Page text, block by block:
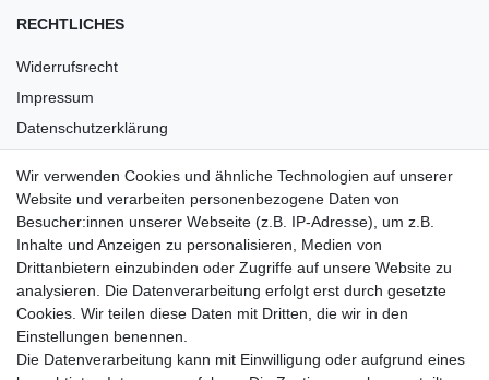
RECHTLICHES
Widerrufsrecht
Impressum
Datenschutzerklärung
Barrierefreiheit
Anleitungen
Vertrag widerrufen
PARTNER
Wir verwenden Cookies und ähnliche Technologien auf unserer
Website und verarbeiten personenbezogene Daten von
Besucher:innen unserer Webseite (z.B. IP-Adresse), um z.B.
Inhalte und Anzeigen zu personalisieren, Medien von
Drittanbietern einzubinden oder Zugriffe auf unsere Website zu
analysieren. Die Datenverarbeitung erfolgt erst durch gesetzte
Cookies. Wir teilen diese Daten mit Dritten, die wir in den
Einstellungen benennen.
Die Datenverarbeitung kann mit Einwilligung oder aufgrund eines